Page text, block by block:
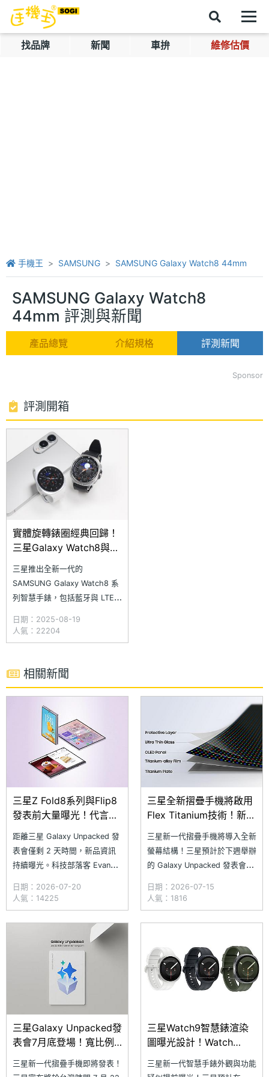
找品牌 新聞 車拚 維修估價
手機王 SAMSUNG SAMSUNG Galaxy Watch8 44mm
SAMSUNG Galaxy Watch8
44mm 評測與新聞
產品總覽 介紹規格 評測新聞
Sponsor
評測開箱
實體旋轉錶圈經典回歸！
三星Galaxy Watch8與
Watch8 Classic開箱體驗
三星推出全新一代的
SAMSUNG Galaxy Watch8 系
列智慧手錶，包括藍牙與 LTE
本，其中是標準版的 Galaxy
Watch8，提供 40mm 與
是擁有實體旋轉錶圈的
日期：2025-08-19
人氣：22204
相關新聞
三星Z Fold8系列與Flip8
發表前大量曝光！代言人
J-Hope亮相新機
距離三星 Galaxy Unpacked 發
表會僅剩 2 天時間，新品資訊
持續曝光。科技部落客 Evan
Galaxy Z Fold8 系列、Galaxy
Z Flip8 等多款新品的官方宣傳
圖，提前曝光部分產品特色。此
外，新品代言人、韓國男團
BTS 成員 J
日期：2026-07-20
人氣：14225
三星全新摺疊手機將啟用
Flex Titanium技術！新款
智慧手錶將同步亮相
三星新一代摺疊手機將導入全新
螢幕結構！三星預計於下週舉辦
的 Galaxy Unpacked 發表會，
Fold8 系列與 Galaxy Z Flip8
等新機。稍早，三星正式預告，
新一代摺疊螢幕手機將採用全新
進一步降低螢幕
日期：2026-07-15
人氣：1816
三星Galaxy Unpacked發
表會7月底登場！寬比例Z
三星新一代摺疊手機即將發表！
三星Watch9智慧錶渲染
圖曝光設計！Watch
Ultra 2新功能疑洩
三星新一代智慧手錶外觀與功能